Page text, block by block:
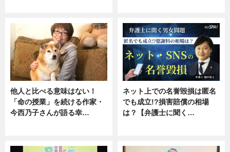
他人と比べる意味はない！
「命の授業」を続ける作家・
今西乃子さんが語る幸…
ネット上での名誉毀損は匿名
でも成立!?損害賠償の相場
は？【弁護士に聞く…